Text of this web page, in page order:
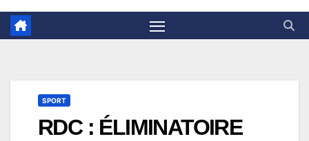
SPORT
RDC : ÉLIMINATOIRE